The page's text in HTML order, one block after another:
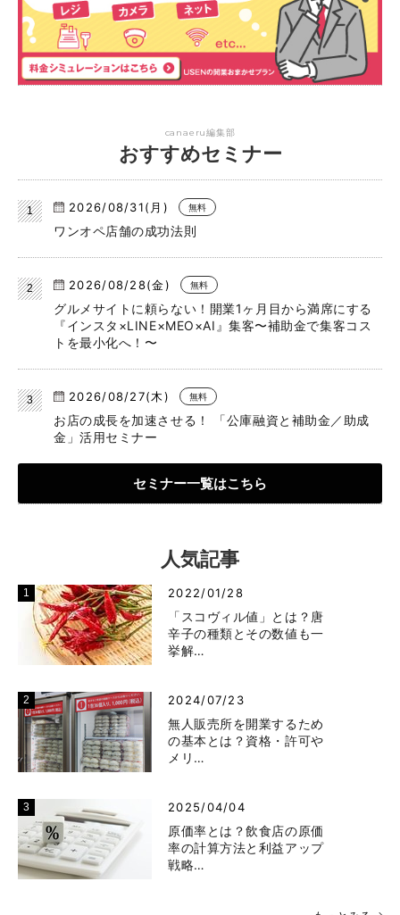
canaeru編集部
おすすめセミナー
2026/08/31(月) 無料
ワンオペ店舗の成功法則
2026/08/28(金) 無料
グルメサイトに頼らない！開業1ヶ月目から満席にする
『インスタ×LINE×MEO×AI』集客〜補助金で集客コス
トを最小化へ！〜
2026/08/27(木) 無料
お店の成長を加速させる！ 「公庫融資と補助金／助成
金」活用セミナー
セミナー一覧はこちら
人気記事
2022/01/28
「スコヴィル値」とは？唐
辛子の種類とその数値も一
挙解…
2024/07/23
無人販売所を開業するため
の基本とは？資格・許可や
メリ…
2025/04/04
原価率とは？飲食店の原価
率の計算方法と利益アップ
戦略…